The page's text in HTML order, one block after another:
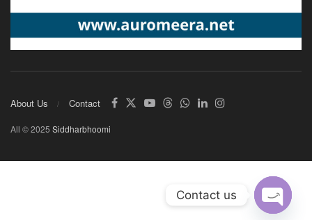
About Us Contact
All © 2025 Siddharbhoomi
Contact us